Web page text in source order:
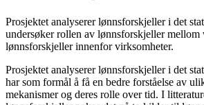
Prosjektet analyserer lønnsforskjeller i det
undersøker rollen av lønnsforskjeller mellom
lønnsforskjeller innenfor virksomheter.
Prosjektet analyserer lønnsforskjeller i det
har som formål å få en bedre forståelse av
mekanismer og deres rolle over tid. I